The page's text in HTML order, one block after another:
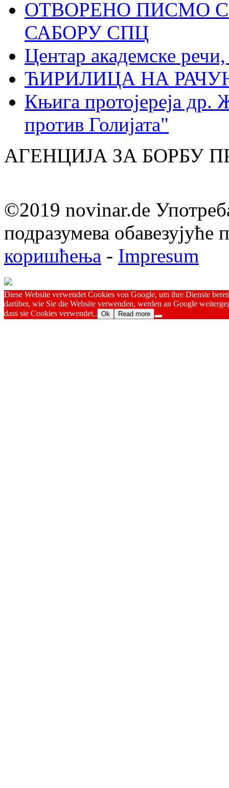
ОТВОРЕНО ПИСМО
САБОРУ СПЦ
Центар академске
ЋИРИЛИЦА НА
Књига протојереја др.
против Голијата"
АГЕНЦИЈА ЗА БОРБУ
©2019 novinar.de
подразумева обавезујуће
коришћења - Impresum
Diese Website verwendet Cookies von Google, um ihre Dienste
darüber, wie Sie die Website verwenden, werden an Google
dass sie Cookies verwendet.. Ok Read more